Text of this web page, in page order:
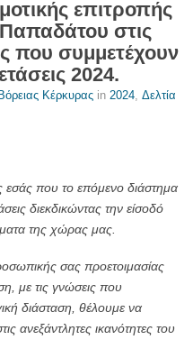
επιτροπής
στις
που συμμετέχουν
2024.
Κέρκυρας in 2024, Δελτία
που το επόμενο διάστημα
διεκδικώντας την είσοδό
της χώρας μας.
σας προετοιμασίας
με τις γνώσεις που
διάσταση, θέλουμε να
ανεξάντλητες ικανότητες του